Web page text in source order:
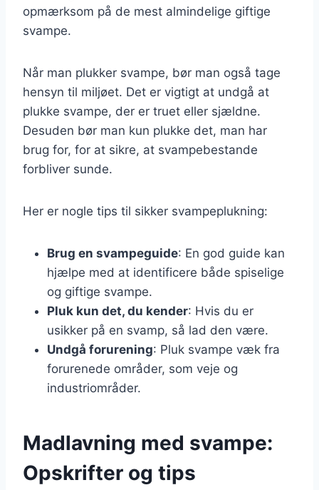
opmærksom på de mest almindelige giftige
svampe.
Når man plukker svampe, bør man også tage
hensyn til miljøet. Det er vigtigt at undgå at
plukke svampe, der er truet eller sjældne.
Desuden bør man kun plukke det, man har
brug for, for at sikre, at svampebestande
forbliver sunde.
Her er nogle tips til sikker svampeplukning:
Brug en svampeguide: En god guide kan
hjælpe med at identificere både spiselige
og giftige svampe.
Pluk kun det, du kender: Hvis du er
usikker på en svamp, så lad den være.
Undgå forurening: Pluk svampe væk fra
forurenede områder, som veje og
industriområder.
Madlavning med svampe:
Opskrifter og tips